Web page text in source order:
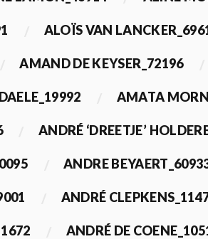
ALOÏS VAN
AMAND DE KEYSER_72196
AMATA
ANDRÉ ‘DREETJE’
ANDRE
ANDRÉ
ANDRÉ DE